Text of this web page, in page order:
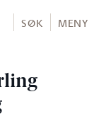
SØK MENY